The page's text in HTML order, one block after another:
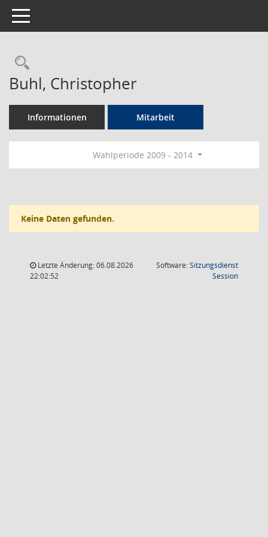
Toggle navigation
Rechercheauswahl
Buhl, Christopher
Informationen Mitarbeit
Wahlperiode 2009 - 2014
Keine Daten gefunden.
Letzte Änderung: 06.08.2026
22:02:52
Software:Sitzungsdienst
Session(Wird in